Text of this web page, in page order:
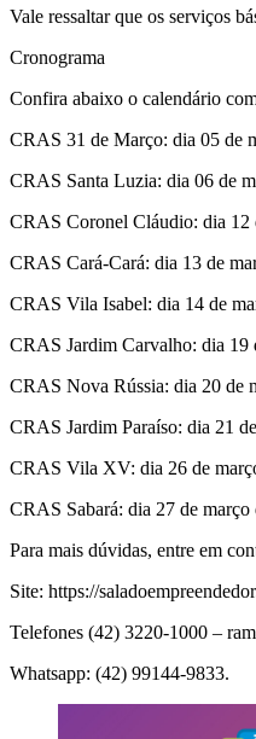
Vale ressaltar que os serviços
Cronograma
Confira abaixo o calendário
CRAS 31 de Março: dia 05 de
CRAS Santa Luzia: dia 06 de
CRAS Coronel Cláudio: dia 12
CRAS Cará-Cará: dia 13 de
CRAS Vila Isabel: dia 14 de
CRAS Jardim Carvalho: dia 19
CRAS Nova Rússia: dia 20 de
CRAS Jardim Paraíso: dia 21
CRAS Vila XV: dia 26 de
CRAS Sabará: dia 27 de março
Para mais dúvidas, entre em
Site: https://
Telefones (42) 3220-1000 –
Whatsapp: (42) 99144-9833.